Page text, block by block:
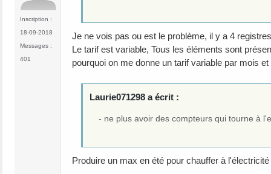
Inscription :
18-09-2018
Messages :
401
Je ne vois pas ou est le problème, il y a 4
Le tarif est variable, Tous les éléments sont
pourquoi on me donne un tarif variable par mois
Laurie071298 a écrit :
- ne plus avoir des compteurs qui tourne à
Produire un max en été pour chauffer à